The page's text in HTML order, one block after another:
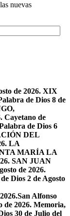
nuevas
de 2026. XIX
de Dios 8 de
Cayetano de
de Dios 6
DEL
LA
MARÍA LA
SAN JUAN
de 2026.
Dios 2 de Agosto
Alfonso
de 2026. Memoria,
30 de Julio del